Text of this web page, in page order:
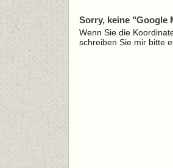
Sorry, keine "Google
Wenn Sie die
schreiben Sie mir bitte